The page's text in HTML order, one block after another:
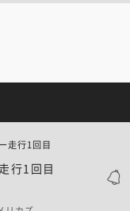
行1回目
行1回目